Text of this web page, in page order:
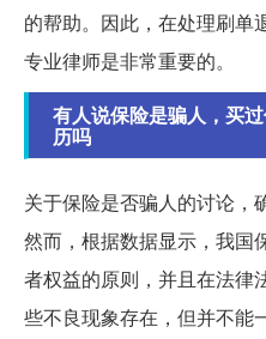
的帮助。因此，在处理刷单
专业律师是非常重要的。
有人说保险是骗人，买
历吗
关于保险是否骗人的讨论，
然而，根据数据显示，我国
者权益的原则，并且在法律
些不良现象存在，但并不能